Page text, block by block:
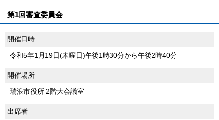
第1回審査委員会
開催日時
令和5年1月19日(木曜日)午後1時30分から午後2時40分
開催場所
瑞浪市役所 2階大会議室
出席者